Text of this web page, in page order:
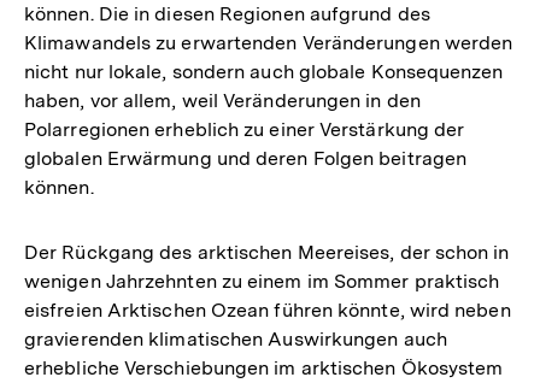
können. Die in diesen Regionen aufgrund des
Klimawandels zu erwartenden Veränderungen werden
nicht nur lokale, sondern auch globale Konsequenzen
haben, vor allem, weil Veränderungen in den
Polarregionen erheblich zu einer Verstärkung der
globalen Erwärmung und deren Folgen beitragen
können.
Der Rückgang des arktischen Meereises, der schon in
wenigen Jahrzehnten zu einem im Sommer praktisch
eisfreien Arktischen Ozean führen könnte, wird neben
gravierenden klimatischen Auswirkungen auch
erhebliche Verschiebungen im arktischen Ökosystem